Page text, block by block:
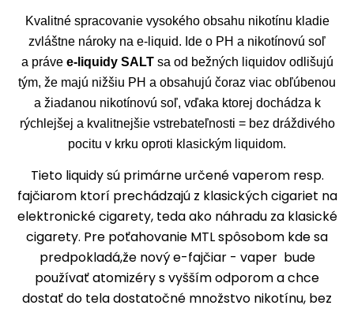
Kvalitné spracovanie vysokého obsahu nikotínu kladie
zvláštne nároky na e-liquid. Ide o PH a nikotínovú soľ
a práve e-liquidy SALTsa od bežných liquidov odlišujú
tým, že majú nižšiu PH a obsahujú čoraz viac obľúbenou
a žiadanou nikotínovú soľ, vďaka ktorej dochádza k
rýchlejšej a kvalitnejšie vstrebateľnosti = bez dráždivého
pocitu v krku oproti klasickým liquidom.
Tieto liquidy sú primárne určené vaperom resp.
fajčiarom ktorí prechádzajú z klasických cigariet na
elektronické cigarety, teda ako náhradu za klasické
cigarety. Pre poťahovanie MTL spôsobom kde sa
predpokladá,že nový e-fajčiar - vaper bude
používať atomizéry s vyšším odporom a chce
dostať do tela dostatočné množstvo nikotínu, bez